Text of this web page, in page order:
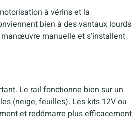
à vérins et la
bien à des vantaux lourds
manuelle et s’installent
Le rail fonctionne bien sur un
(neige, feuilles). Les kits 12V ou
et redémarre plus efficacement